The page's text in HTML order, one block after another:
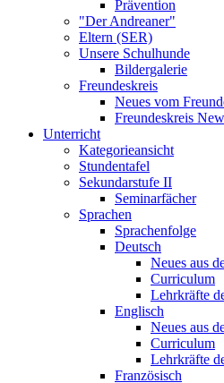
Prävention
"Der Andreaner"
Eltern (SER)
Unsere Schulhunde
Bildergalerie
Freundeskreis
Neues vom
Freundeskreis
Unterricht
Kategorieansicht
Stundentafel
Sekundarstufe II
Seminarfächer
Sprachen
Sprachenfolge
Deutsch
Neues aus
Curriculum
Lehrkräfte
Englisch
Neues aus
Curriculum
Lehrkräfte
Französisch